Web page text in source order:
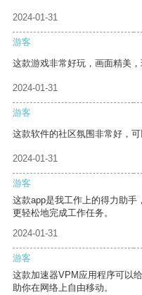
2024-01-31
游客
这款游戏非常好玩，画面精美，
2024-01-31
游客
这款软件的社区氛围非常好，
2024-01-31
游客
这款app是我工作上的得力助手
更轻松地完成工作任务。
2024-01-31
游客
这款加速器VPM应用程序可以
助你在网络上自由移动。